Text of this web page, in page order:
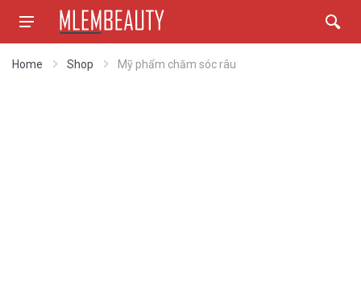
Home Shop Mỹ phẩm chăm sóc râu